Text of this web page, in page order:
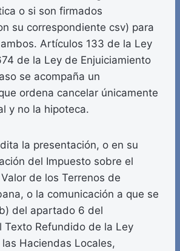
o si son firmados
su correspondiente csv) para
Artículos 133 de la Ley
de la Ley de Enjuiciamiento
se acompaña un
ordena cancelar únicamente
y no la hipoteca.
la presentación, o en su
del Impuesto sobre el
de los Terrenos de
o la comunicación a que se
del apartado 6 del
Texto Refundido de la Ley
Haciendas Locales,